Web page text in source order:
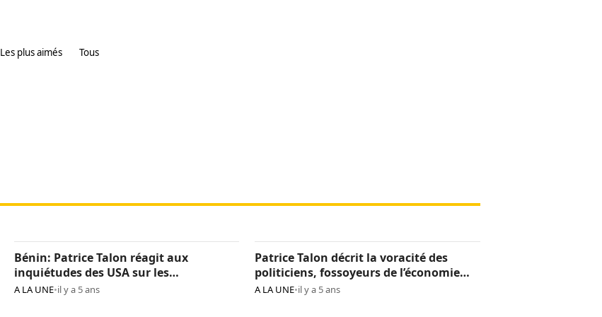
Les plus aimés Tous
Bénin: Patrice Talon réagit aux
inquiétudes des USA sur les
« arrestations d’opposants »
A LA UNE•il y a 5 ans
Patrice Talon décrit la voracité des
politiciens, fossoyeurs de l’économie
béninoise
A LA UNE•il y a 5 ans